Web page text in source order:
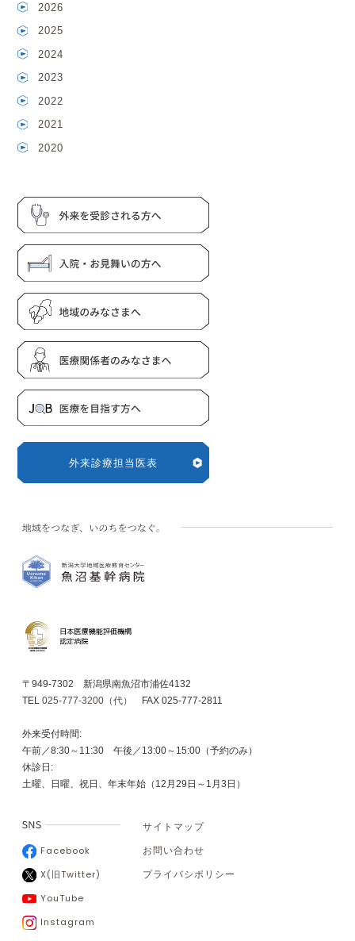
2026
2025
2024
2023
2022
2021
2020
外来診療担当医表
〒949-7302 新潟県南魚沼市浦佐4132
TEL 025-777-3200（代） FAX 025-777-2811
外来受付時間:
午前／8:30～11:30 午後／13:00～15:00（予約のみ）
休診日:
土曜、日曜、祝日、年末年始（12月29日～1月3日）
Facebook
X(旧Twitter)
YouTube
Instagram
サイトマップ
お問い合わせ
プライバシポリシー